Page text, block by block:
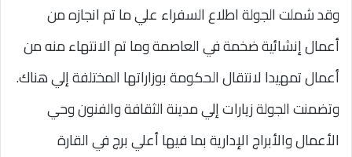
وقد شملت الجولة اطلاع السفراء علي ما تم انجازه من
أعمال إنشائية ضخمة في العاصمة وما تم الانتهاء منه من
أعمال تمهيدا لانتقال الحكومة بوزاراتها المختلفة إلي هناك.
وتضمنت الجولة زيارات إلي مدينة الثقافة والفنون وحي
الأعمال والأبراج الإدارية بما فيها أعلي برج في القارة